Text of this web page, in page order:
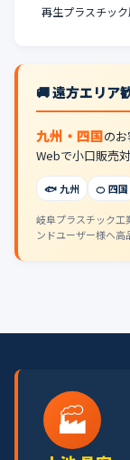
再生プラスチッ
🚚 遠方エリア
九州・四国の
Webで小口販売
🐟 九州 🍊 四国
岐阜プラスチック工
ンドユーザー様へ高
🏭